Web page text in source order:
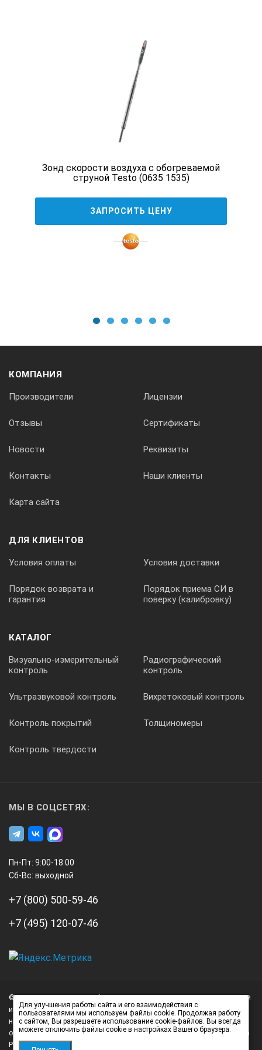
Основная относительная погрешность:
Время работы без замены элементов питания
Габаритные размеры
Индикаторного блока
0,15 кг
Зонд скорости воздуха с обогреваемой
струной Testo (0635 1535)
ЗАПРОСИТЬ ЦЕНУ
КОМПАНИЯ
Производители Лицензии
Отзывы Сертификаты
Новости Реквизиты
Контакты Наши клиенты
Карта сайта
ДЛЯ КЛИЕНТОВ
Условия оплаты Условия доставки
Порядок возврата и
гарантия
Порядок приема СИ в
поверку (калибровку)
КАТАЛОГ
Визуально-измерительный
контроль
Радиографический
контроль
Ультразвуковой контроль Вихретоковый контроль
Контроль покрытий Толщиномеры
Контроль твердости
МЫ В СОЦСЕТЯХ:
Пн-Пт: 9:00-18:00
Сб-Вс: выходной
+7 (800) 500-59-46
+7 (495) 120-07-46
Нагорный
проезд
д.7
стр.
© 2026 А3 Инжиниринг Обращаем Ваше внимание на то, что данный
интернет-сайт носит исключительно информационный характер и
ни при каких условиях не является публичной офертой,
определяемой положениями статьи 437 (2) Гражданского кодекса
Российской Федерации.
Для улучшения работы сайта и его взаимодействия с
пользователями мы используем файлы cookie. Продолжая работу
с сайтом, Вы разрешаете использование cookie-файлов. Вы всегда
можете отключить файлы cookie в настройках Вашего браузера.